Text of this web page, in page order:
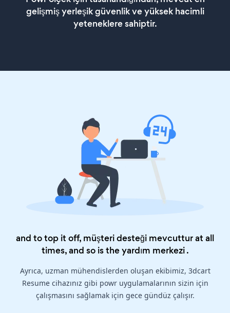
gelişmiş yerleşik güvenlik ve yüksek hacimli
yeteneklere sahiptir.
and to top it off, müşteri desteği mevcuttur at all
times, and so is theyardım merkezi.
Ayrıca, uzman mühendislerden oluşan ekibimiz, 3dcart
Resume cihazınız gibi powr uygulamalarının sizin için
çalışmasını sağlamak için gece gündüz çalışır.